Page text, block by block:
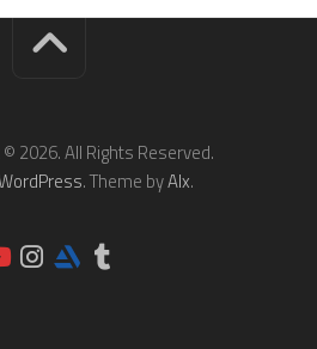
2026. All Rights Reserved.
. Theme byAlx.